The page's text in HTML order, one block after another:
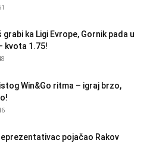
ka Ligi Evrope, Gornik pada u
kvota 1.75!
Win&Go ritma – igraj brzo,
pojačao Rakov